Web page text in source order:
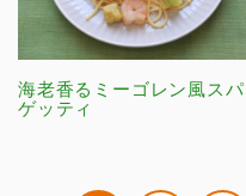
海老香るミーゴレン風スパ
ゲッティ